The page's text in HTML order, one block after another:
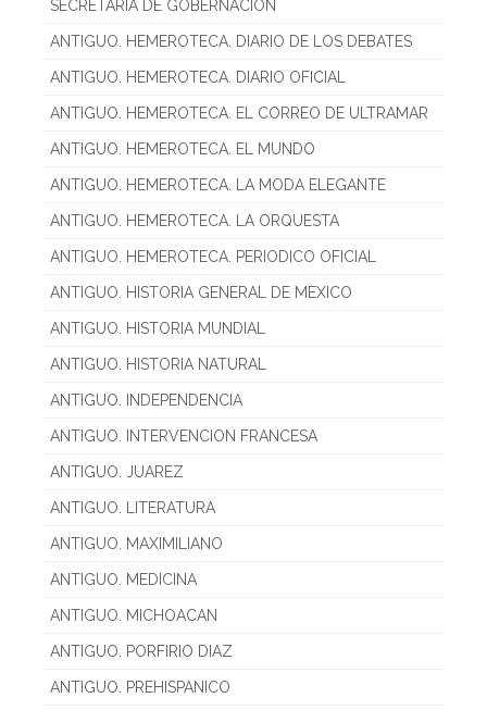
SECRETARIA DE GOBERNACION
ANTIGUO. HEMEROTECA. DIARIO DE LOS DEBATES
ANTIGUO. HEMEROTECA. DIARIO OFICIAL
ANTIGUO. HEMEROTECA. EL CORREO DE ULTRAMAR
ANTIGUO. HEMEROTECA. EL MUNDO
ANTIGUO. HEMEROTECA. LA MODA ELEGANTE
ANTIGUO. HEMEROTECA. LA ORQUESTA
ANTIGUO. HEMEROTECA. PERIODICO OFICIAL
ANTIGUO. HISTORIA GENERAL DE MEXICO
ANTIGUO. HISTORIA MUNDIAL
ANTIGUO. HISTORIA NATURAL
ANTIGUO. INDEPENDENCIA
ANTIGUO. INTERVENCION FRANCESA
ANTIGUO. JUAREZ
ANTIGUO. LITERATURA
ANTIGUO. MAXIMILIANO
ANTIGUO. MEDICINA
ANTIGUO. MICHOACAN
ANTIGUO. PORFIRIO DIAZ
ANTIGUO. PREHISPANICO